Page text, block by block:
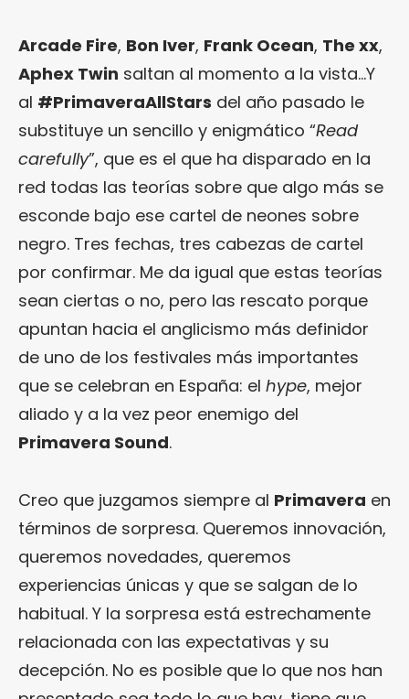
Arcade Fire, Bon Iver, Frank Ocean, The xx,
Aphex Twin saltan al momento a la vista…Y
al #PrimaveraAllStars del año pasado le
substituye un sencillo y enigmático “Read
carefully”, que es el que ha disparado en la
red todas las teorías sobre que algo más se
esconde bajo ese cartel de neones sobre
negro. Tres fechas, tres cabezas de cartel
por confirmar. Me da igual que estas teorías
sean ciertas o no, pero las rescato porque
apuntan hacia el anglicismo más definidor
de uno de los festivales más importantes
que se celebran en España: el hype, mejor
aliado y a la vez peor enemigo del
Primavera Sound.
Creo que juzgamos siempre al Primavera en
términos de sorpresa. Queremos innovación,
queremos novedades, queremos
experiencias únicas y que se salgan de lo
habitual. Y la sorpresa está estrechamente
relacionada con las expectativas y su
decepción. No es posible que lo que nos han